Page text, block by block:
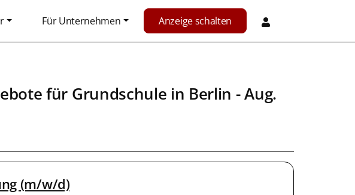
Für Unternehmen Anzeige schalten
für Grundschule in Berlin - Aug.
(m/w/d)